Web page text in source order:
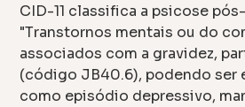
CID-11 classifica a psicose
"Transtornos mentais ou do
associados com a gravidez,
(código JB40.6), podendo ser
como episódio depressivo,